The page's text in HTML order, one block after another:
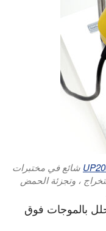
شائع في مختبرات
، وتجزئة الحمض
بالموجات فوق